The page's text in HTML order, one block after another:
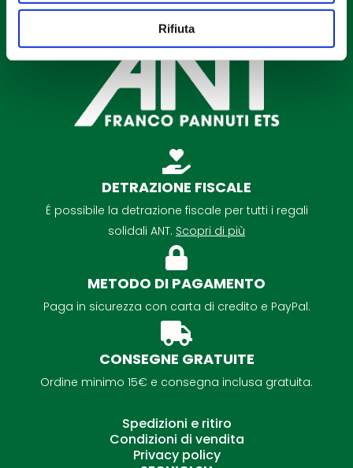
Rifiuta
DETRAZIONE FISCALE
É possibile la detrazione fiscale per tutti i regali
solidali ANT. Scopri di più
METODO DI PAGAMENTO
Paga in sicurezza con carta di credito e PayPal.
CONSEGNE GRATUITE
Ordine minimo 15€ e consegna inclusa gratuita.
Spedizioni e ritiro
Condizioni di vendita
Privacy policy